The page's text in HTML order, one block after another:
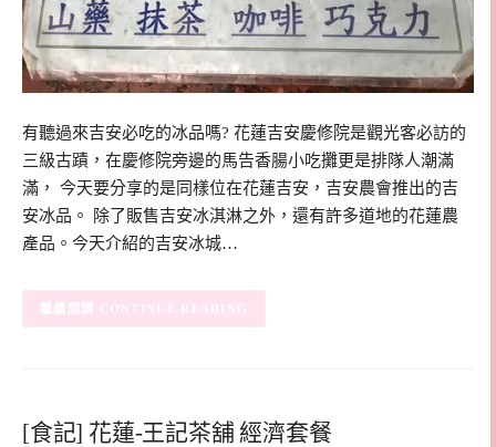
有聽過來吉安必吃的冰品嗎? 花蓮吉安慶修院是觀光客必訪的
三級古蹟，在慶修院旁邊的馬告香腸小吃攤更是排隊人潮滿
滿， 今天要分享的是同樣位在花蓮吉安，吉安農會推出的吉
安冰品。 除了販售吉安冰淇淋之外，還有許多道地的花蓮農
產品。今天介紹的吉安冰城…
CONTINUE READING
[食記] 花蓮-王記茶舖 經濟套餐